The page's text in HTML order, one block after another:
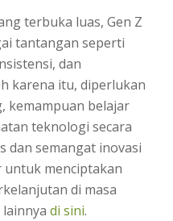
terbuka luas, Gen Z
tantangan seperti
dan
karena itu, diperlukan
kemampuan belajar
teknologi secara
dan semangat inovasi
menciptakan
di masa
di sini.